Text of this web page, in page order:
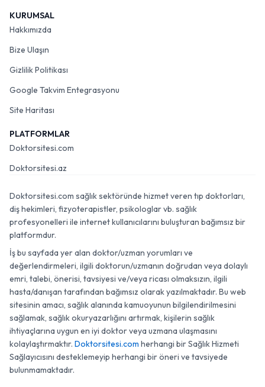
KURUMSAL
Hakkımızda
Bize Ulaşın
Gizlilik Politikası
Google Takvim Entegrasyonu
Site Haritası
PLATFORMLAR
Doktorsitesi.com
Doktorsitesi.az
Doktorsitesi.com sağlık sektöründe hizmet veren tıp doktorları,
diş hekimleri, fizyoterapistler, psikologlar vb. sağlık
profesyonelleri ile internet kullanıcılarını buluşturan bağımsız bir
platformdur.
İş bu sayfada yer alan doktor/uzman yorumları ve
değerlendirmeleri, ilgili doktorun/uzmanın doğrudan veya dolaylı
emri, talebi, önerisi, tavsiyesi ve/veya ricası olmaksızın, ilgili
hasta/danışan tarafından bağımsız olarak yazılmaktadır. Bu web
sitesinin amacı, sağlık alanında kamuoyunun bilgilendirilmesini
sağlamak, sağlık okuryazarlığını artırmak, kişilerin sağlık
ihtiyaçlarına uygun en iyi doktor veya uzmana ulaşmasını
kolaylaştırmaktır. Doktorsitesi.com herhangi bir Sağlık Hizmeti
Sağlayıcısını desteklemeyip herhangi bir öneri ve tavsiyede
bulunmamaktadır.